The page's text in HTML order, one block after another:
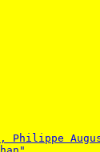
Philippe